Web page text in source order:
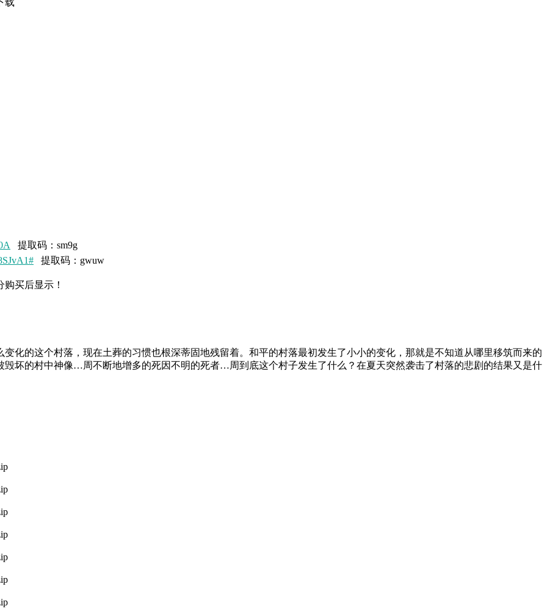
提取码：sm9g
提取码：gwuw
买后显示！
化的这个村落，现在土葬的习惯也根深蒂固地残留着。和平的村落最初发生了小小的变化，那就是不知道从哪里移筑而来的
坏的村中神像…周不断地增多的死因不明的死者…周到底这个村子发生了什么？在夏天突然袭击了村落的悲剧的结果又是什